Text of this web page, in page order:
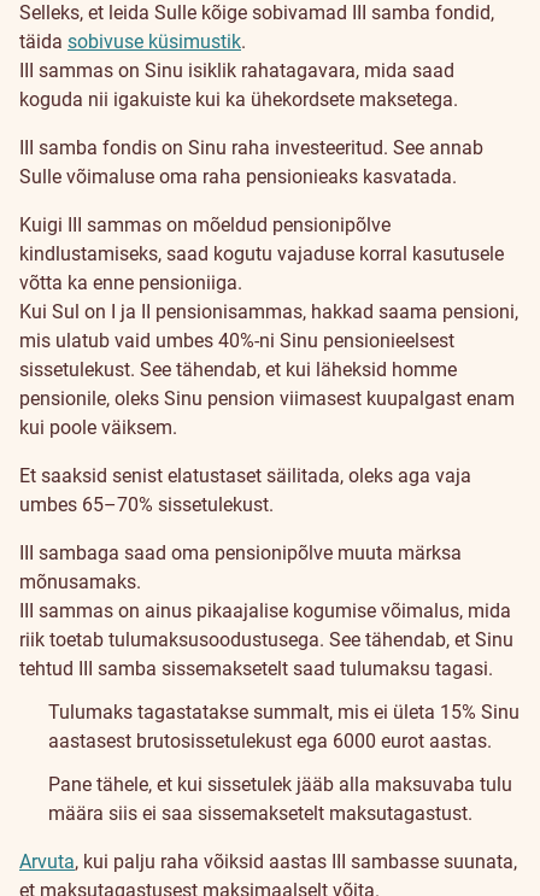
Selleks, et leida Sulle kõige sobivamad III samba fondid,
täida sobivuse küsimustik.
Miks
koguda
III
sambasse?
III sammas on Sinu isiklik rahatagavara, mida saad
koguda nii igakuiste kui ka ühekordsete maksetega.
III samba fondis on Sinu raha investeeritud. See annab
Sulle võimaluse oma raha pensionieaks kasvatada.
Kuigi III sammas on mõeldud pensionipõlve
kindlustamiseks, saad kogutu vajaduse korral kasutusele
võtta ka enne pensioniiga.
Kui Sul on I ja II pensionisammas, hakkad saama pensioni,
mis ulatub vaid umbes 40%-ni Sinu pensionieelsest
sissetulekust. See tähendab, et kui läheksid homme
pensionile, oleks Sinu pension viimasest kuupalgast enam
kui poole väiksem.
Et saaksid senist elatustaset säilitada, oleks aga vaja
umbes 65–70% sissetulekust.
III sambaga saad oma pensionipõlve muuta märksa
mõnusamaks.
III sammas on ainus pikaajalise kogumise võimalus, mida
riik toetab tulumaksusoodustusega. See tähendab, et Sinu
tehtud III samba sissemaksetelt saad tulumaksu tagasi.
Tulumaks tagastatakse summalt, mis ei ületa 15% Sinu
aastasest brutosissetulekust ega 6000 eurot aastas.
Pane tähele, et kui sissetulek jääb alla maksuvaba tulu
määra siis ei saa sissemaksetelt maksutagastust.
Arvuta, kui palju raha võiksid aastas III sambasse suunata,
et maksutagastusest maksimaalselt võita.